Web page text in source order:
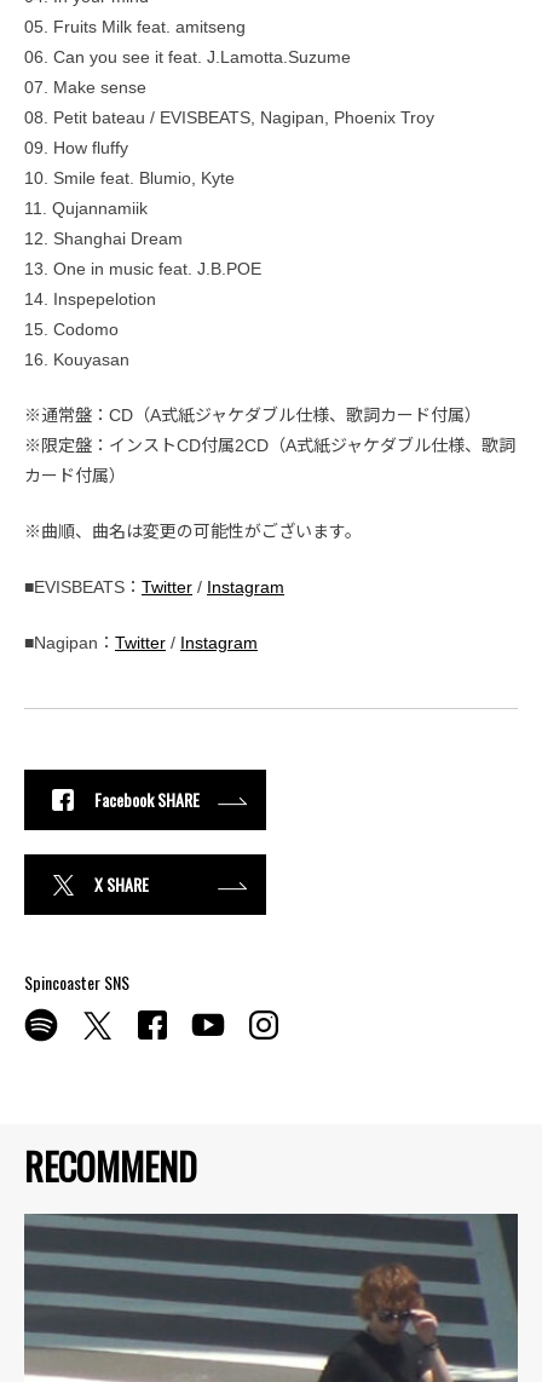
RECOMMEND
05. Fruits Milk feat. amitseng
06. Can you see it feat. J.Lamotta.Suzume
07. Make sense
08. Petit bateau / EVISBEATS, Nagipan, Phoenix Troy
09. How fluffy
10. Smile feat. Blumio, Kyte
11. Qujannamiik
12. Shanghai Dream
13. One in music feat. J.B.POE
14. Inspepelotion
15. Codomo
16. Kouyasan
※通常盤：CD（A式紙ジャケダブル仕様、歌詞カード付属）
※限定盤：インストCD付属2CD（A式紙ジャケダブル仕様、歌詞
カード付属）
※曲順、曲名は変更の可能性がございます。
■EVISBEATS： Twitter / Instagram
■Nagipan： Twitter / Instagram
Facebook SHARE
X SHARE
Spincoaster SNS